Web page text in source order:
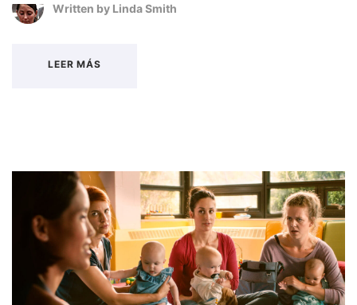
Written by Linda Smith
LEER MÁS